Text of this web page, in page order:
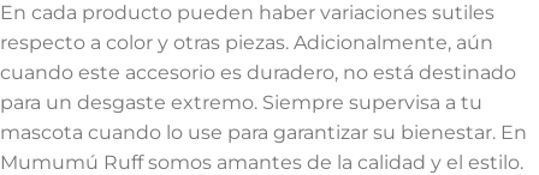
En cada producto pueden haber variaciones sutiles
respecto a color y otras piezas. Adicionalmente, aún
cuando este accesorio es duradero, no está destinado
para un desgaste extremo. Siempre supervisa a tu
mascota cuando lo use para garantizar su bienestar. En
Mumumú Ruff somos amantes de la calidad y el estilo.